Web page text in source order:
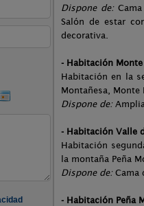
Dispone de:Cama
Salón de estar
decorativa.
- Habitación
Habitación en la
Montañesa, Monte
Dispone de:
- Habitación Valle
Habitación
la montaña Peña
Dispone de:Cama
- Habitación Peña